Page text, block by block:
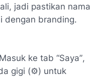
jadi pastikan nama
dengan branding.
Masuk ke tab “Saya”,
gigi (⚙️) untuk